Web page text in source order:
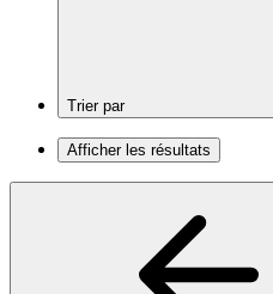
Trier par
Afficher les résultats